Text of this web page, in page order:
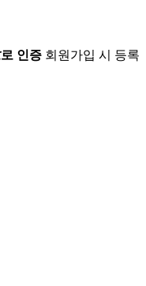
로 인증 회원가입 시 등록